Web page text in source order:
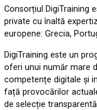
Consorțiul DigiTraining
private cu înaltă
europene: Grecia,
DigiTraining este un
oferi unui număr mare
competențe digitale și
față provocārilor
de selecție